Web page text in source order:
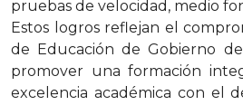
pruebas de velocidad, medio
Estos logros reflejan el
de Educación de Gobierno
promover una formación
excelencia académica con el